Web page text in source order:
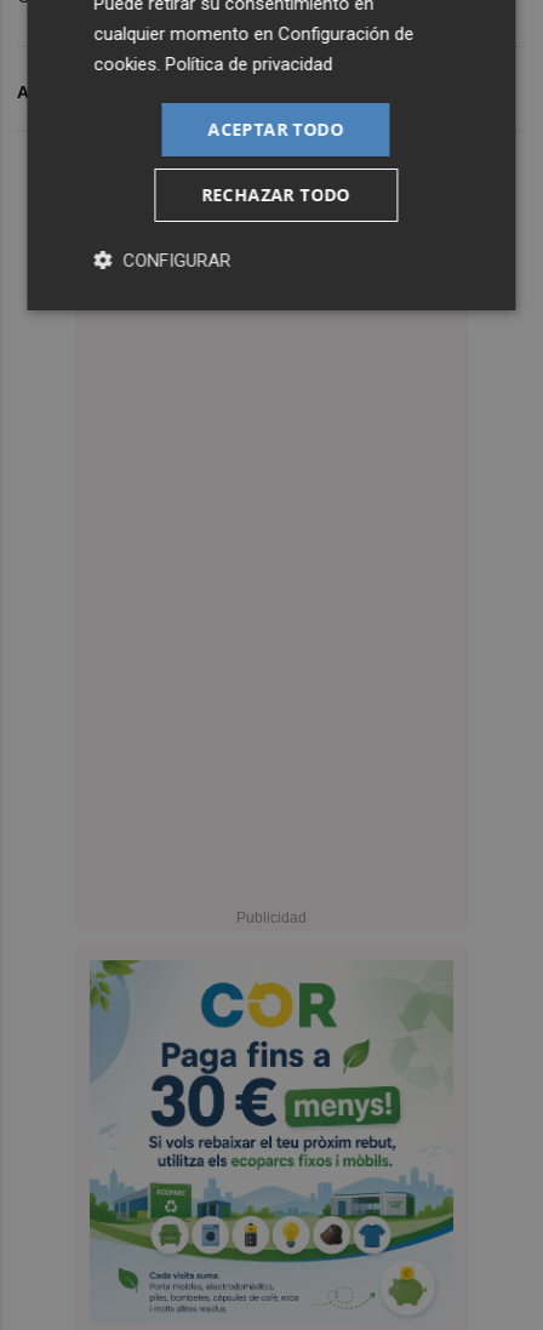
ARCHIVADO EN
cualquier momento enConfiguración de
cookies .Política de privacidad
ACEPTAR TODO
RECHAZAR TODO
CONFIGURAR